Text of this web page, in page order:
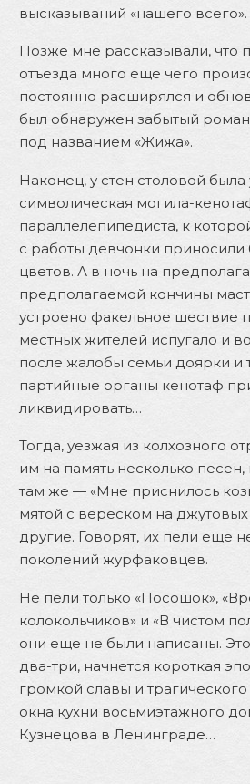
высказываний «нашего всего».
Позже мне рассказывали, что
отъезда много еще чего
постоянно расширялся и
был обнаружен забытый
под названием «Жижа».
Наконец, у стен столовой была
символическая могила-
параллелепипедиста, к
с работы девчонки приносили
цветов. А в ночь на
предполагаемой кончины
устроено факельное шествие
местных жителей испугало и
после жалобы семьи доярки и
партийные органы кенотаф
ликвидировать…
Тогда, уезжая из колхозного
им на память несколько
там же — «Мне приснилось
мятой с вереском на
другие. Говорят, их пели еще
поколений журфаковцев.
Не пели только «Посошок»,
колокольчиков» и «В чистом
они еще не были написаны.
два-три, начнется короткая
громкой славы и
окна кухни восьмиэтажного
Кузнецова в Ленинграде…